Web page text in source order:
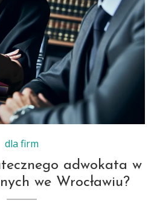
dla firm
adwokata w
we Wrocławiu?